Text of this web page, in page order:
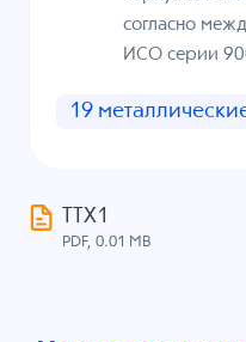
согласно
ИСО серии
19
ТТХ1
PDF, 0.01 MB